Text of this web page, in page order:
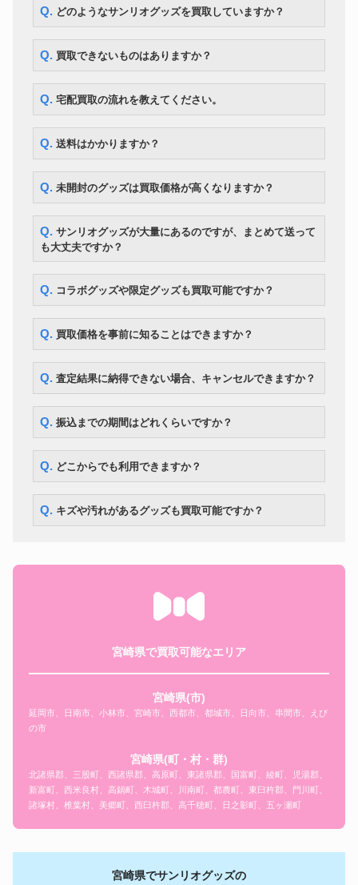
サンリオグッズ
（千葉、グアム、サイパン限定
等）
サンリオグッズ 12,600円
サンリオグッズ
マシュマロみたいなふわふわに
サンリオグッズ
TOHO ハローキティ エンジェル
生誕25周年限定品 いつもいっし
サンリオグッズ
2004年 ビーンズドール チャー
ミーキティ ぬいぐるみ メモ帳
Q. どのようなサンリオグッズを買取していますか？
Q. 買取できないものはありますか？
Q. 宅配買取の流れを教えてください。
Q. 送料はかかりますか？
Q. 未開封のグッズは買取価格が高くなりますか？
Q. サンリオグッズが大量にあるのですが、まとめて送って
も大丈夫ですか？
Q. コラボグッズや限定グッズも買取可能ですか？
Q. 買取価格を事前に知ることはできますか？
Q. 査定結果に納得できない場合、キャンセルできますか？
Q. 振込までの期間はどれくらいですか？
Q. どこからでも利用できますか？
Q. キズや汚れがあるグッズも買取可能ですか？
宮崎県で買取可能なエリア
宮崎県(市)
延岡市、日南市、小林市、宮崎市、西都市、都城市、日向市、串間市、えび
の市
宮崎県(町・村・群)
北諸県郡、三股町、西諸県郡、高原町、東諸県郡、国富町、綾町、児湯郡、
新富町、西米良村、高鍋町、木城町、川南町、都農町、東臼杵郡、門川町、
諸塚村、椎葉村、美郷町、西臼杵郡、高千穂町、日之影町、五ヶ瀬町
宮崎県でサンリオグッズの